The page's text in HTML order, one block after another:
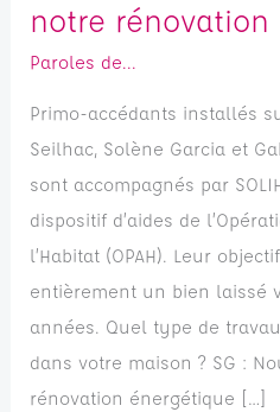
notre rénovation
Paroles de...
Primo-accédants installés
Seilhac, Solène Garcia et
sont accompagnés par
dispositif d’aides de
l’Habitat (OPAH). Leur
entièrement un bien laissé
années. Quel type de
dans votre maison ? SG :
rénovation énergétique […]